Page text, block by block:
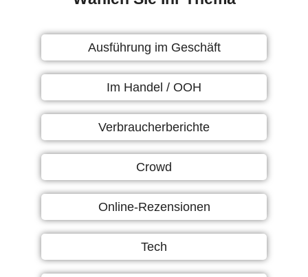
Ausführung im Geschäft
Im Handel / OOH
Verbraucherberichte
Crowd
Online-Rezensionen
Tech